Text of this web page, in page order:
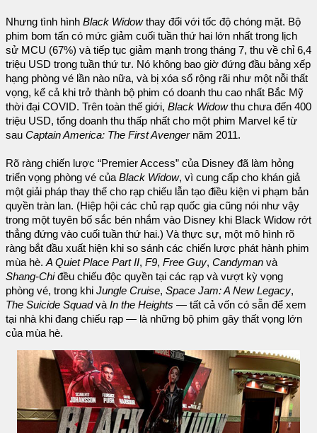
Nhưng tình hình Black Widowthay đổi với tốc độ chóng mặt. Bộ
phim bom tấn có mức giảm cuối tuần thứ hai lớn nhất trong lịch
sử MCU (67%) và tiếp tục giảm mạnh trong tháng 7, thu về chỉ 6,4
triệu USD trong tuần thứ tư. Nó không bao giờ đứng đầu bảng xếp
hạng phòng vé lần nào nữa, và bị xóa sổ rộng rãi như một nỗi thất
vọng, kể cả khi trở thành bộ phim có doanh thu cao nhất Bắc Mỹ
thời đại COVID. Trên toàn thế giới, Black Widowthu chưa đến 400
triệu USD, tổng doanh thu thấp nhất cho một phim Marvel kể từ
sau Captain America: The First Avengernăm 2011.
Rõ ràng chiến lược “Premier Access” của Disney đã làm hỏng
triển vọng phòng vé của Black Widow, vì cung cấp cho khán giả
một giải pháp thay thế cho rạp chiếu lẫn tạo điều kiện vi phạm bản
quyền tràn lan. (Hiệp hội các chủ rạp quốc gia cũng nói như vậy
trong một tuyên bố sắc bén nhắm vào Disney khi Black Widow rớt
thẳng đứng vào cuối tuần thứ hai.) Và thực sự, một mô hình rõ
ràng bắt đầu xuất hiện khi so sánh các chiến lược phát hành phim
mùa hè. A Quiet Place Part II, F9, Free Guy, Candyman và
Shang-Chiđều chiếu độc quyền tại các rạp và vượt kỳ vọng
phòng vé, trong khi Jungle Cruise, Space Jam: A New Legacy,
The Suicide Squadvà In the Heights — tất cả vốn có sẵn để xem
tại nhà khi đang chiếu rạp — là những bộ phim gây thất vọng lớn
của mùa hè.